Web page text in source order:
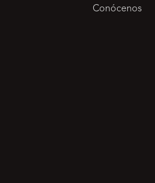
Conócenos